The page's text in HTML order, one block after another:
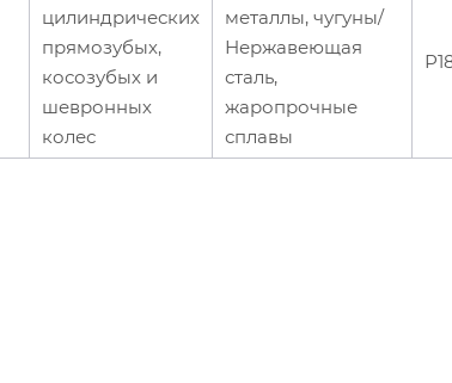
цилиндрических
прямозубых,
косозубых и
шевронных
колес
металлы, чугуны/
Нержавеющая
сталь,
жаропрочные
сплавы